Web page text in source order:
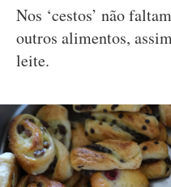
Nos ‘cestos’ não
outros alimentos,
leite.